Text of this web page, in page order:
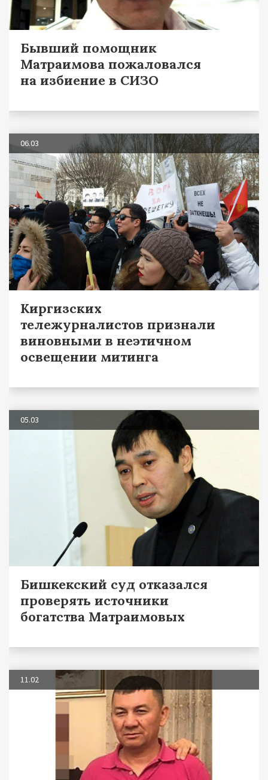
Бывший помощник
Матраимова пожаловался
на избиение в СИЗО
06.03
Киргизских
тележурналистов признали
виновными в неэтичном
освещении митинга
05.03
Бишкекский суд отказался
проверять источники
богатства Матраимовых
11.02